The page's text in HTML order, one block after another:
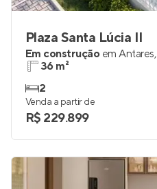
Plaza Santa Lúcia II
Em construção em Antares,
36 m²
2
Venda a partir de
R$ 229.899